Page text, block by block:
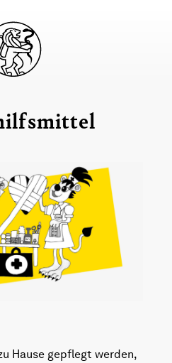
Hause gepflegt werden,